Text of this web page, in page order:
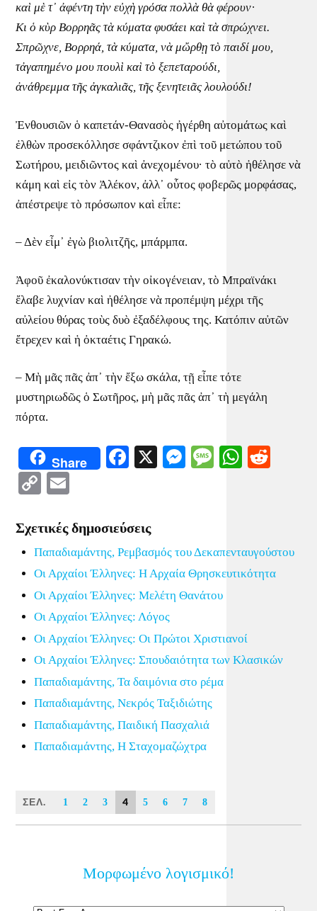
καὶ μὲ τ᾿ ἀφέντη τὴν εὐχὴ γρόσα πολλὰ θὰ φέρουν·
Κι ὁ κὺρ Βορρηᾶς τὰ κύματα φυσάει καὶ τὰ σπρώχνει.
Σπρῶχνε, Βορρηά, τὰ κύματα, νὰ μὤρθῃ τὸ παιδί μου,
τἀγαπημένο μου πουλὶ καὶ τὸ ξεπεταρούδι,
ἀνάθρεμμα τῆς ἀγκαλιᾶς, τῆς ξενητειᾶς λουλούδι!
Ἐνθουσιῶν ὁ καπετάν-Θανασὸς ἠγέρθη αὐτομάτως καὶ
ἐλθὼν προσεκόλλησε σφάντζικον ἐπὶ τοῦ μετώπου τοῦ
Σωτήρου, μειδιῶντος καὶ ἀνεχομένου· τὸ αὐτὸ ἠθέλησε νὰ
κάμη καὶ εἰς τὸν Ἀλέκον, ἀλλ᾿ οὗτος φοβερῶς μορφάσας,
ἀπέστρεψε τὸ πρόσωπον καὶ εἶπε:
– Δὲν εἶμ᾿ ἐγὼ βιολιτζῆς, μπάρμπα.
Ἀφοῦ ἐκαλονύκτισαν τὴν οἰκογένειαν, τὸ Μπραϊνάκι
ἔλαβε λυχνίαν καὶ ἠθέλησε νὰ προπέμψη μέχρι τῆς
αὐλείου θύρας τοὺς δυὸ ἐξαδέλφους της. Κατόπιν αὐτῶν
ἔτρεχεν καὶ ἡ ὀκταέτις Γηρακώ.
– Μὴ μᾶς πᾶς ἀπ᾿ τὴν ἔξω σκάλα, τῇ εἶπε τότε
μυστηριωδῶς ὁ Σωτῆρος, μὴ μᾶς πᾶς ἀπ᾿ τὴ μεγάλη
πόρτα.
Share Facebook
X Messenger
Message
Copy
Σχετικές δημοσιεύσεις
Παπαδιαμάντης, Ρεμβασμός του Δεκαπενταυγούστου
Οι Αρχαίοι Έλληνες: Η Αρχαία Θρησκευτικότητα
Οι Αρχαίοι Έλληνες: Μελέτη Θανάτου
Οι Αρχαίοι Έλληνες: Λόγος
Οι Αρχαίοι Έλληνες: Οι Πρώτοι Χριστιανοί
Οι Αρχαίοι Έλληνες: Σπουδαιότητα των Κλασικών
Παπαδιαμάντης, Τα δαιμόνια στο ρέμα
Παπαδιαμάντης, Νεκρός Ταξιδιώτης
Παπαδιαμάντης, Παιδική Πασχαλιά
Παπαδιαμάντης, Η Σταχομαζώχτρα
ΣΕΛ. 1 2 3 4 5 6 7 8
Μορφωμένο λογισμικό!